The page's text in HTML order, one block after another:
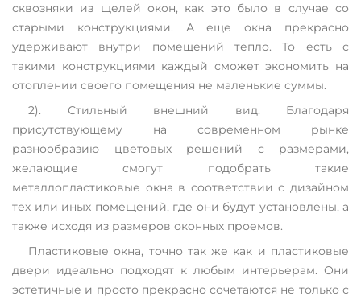
сквозняки из щелей окон, как это было в случае со
старыми конструкциями. А еще окна прекрасно
удерживают внутри помещений тепло. То есть с
такими конструкциями каждый сможет экономить на
отоплении своего помещения не маленькие суммы.
2). Стильный внешний вид. Благодаря
присутствующему на современном рынке
разнообразию цветовых решений с размерами,
желающие смогут подобрать такие
металлопластиковые окна в соответствии с дизайном
тех или иных помещений, где они будут установлены, а
также исходя из размеров оконных проемов.
Пластиковые окна, точно так же как и пластиковые
двери идеально подходят к любым интерьерам. Они
эстетичные и просто прекрасно сочетаются не только с